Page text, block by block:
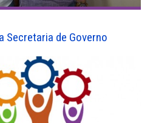
Secretaria de Governo